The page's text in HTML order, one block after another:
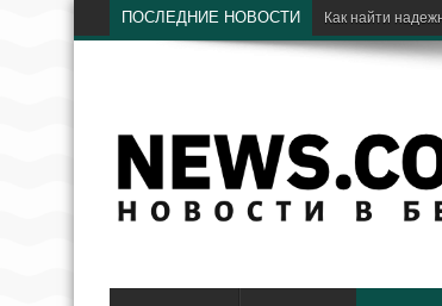
ПОСЛЕДНИЕ НОВОСТИ Эл